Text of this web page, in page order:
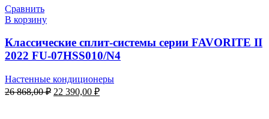
Сравнить
В корзину
Классические сплит-системы серии FAVORITE II
2022 FU-07HSS010/N4
Настенные кондиционеры
26 868,00₽ Первоначальная
22 390,00 ₽Текущая